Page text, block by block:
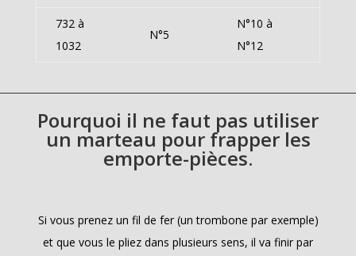
732 à
1032
N°5
N°10 à
N°12
Pourquoi il ne faut pas utiliser
un marteau pour frapper les
emporte-pièces.
Si vous prenez un fil de fer (un trombone par exemple)
et que vous le pliez dans plusieurs sens, il va finir par